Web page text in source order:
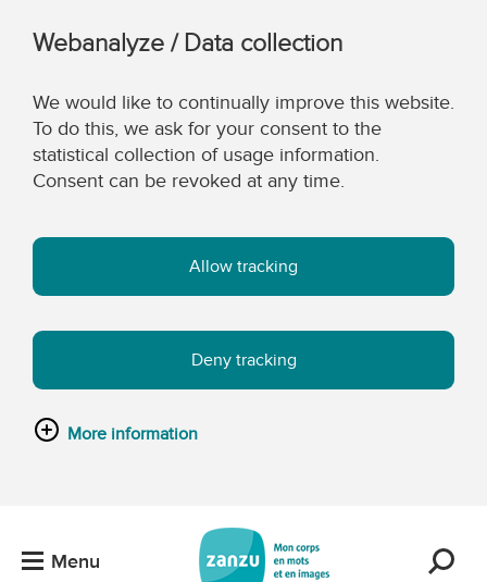
Webanalyze / Data collection
We would like to continually improve this website.
To do this, we ask for your consent to the
statistical collection of usage information.
Consent can be revoked at any time.
Allow tracking
Deny tracking
More information
Menu